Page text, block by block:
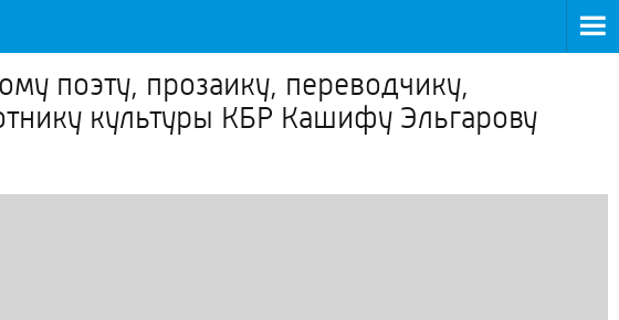
поэту, прозаику, переводчику,
культуры КБР Кашифу Эльгарову